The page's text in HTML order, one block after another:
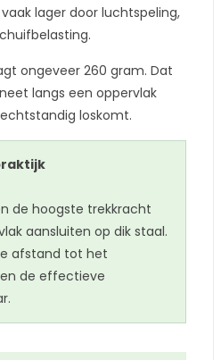
lager door luchtspeling,
ongeveer 260 gram. Dat
langs een oppervlak
loskomt.
de hoogste trekkracht
aansluiten op dik staal.
afstand tot het
de effectieve